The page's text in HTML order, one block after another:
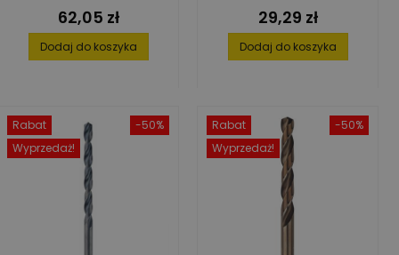
Cena
62,05 zł
Dodaj do koszyka
Cena
29,29 zł
Dodaj do koszyka
-50%
Rabat
Wyprzedaż!
-50%
Rabat
Wyprzedaż!